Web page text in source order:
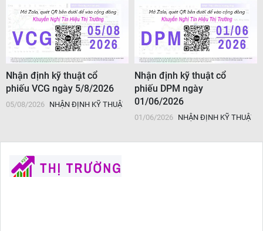
Nhận định kỹ thuật cổ
phiếu VCG ngày 5/8/2026
05/08/2026 NHẬN ĐỊNH KỸ THUẬT
Nhận định kỹ thuật cổ
phiếu DPM ngày
01/06/2026
01/06/2026 NHẬN ĐỊNH KỸ THUẬT